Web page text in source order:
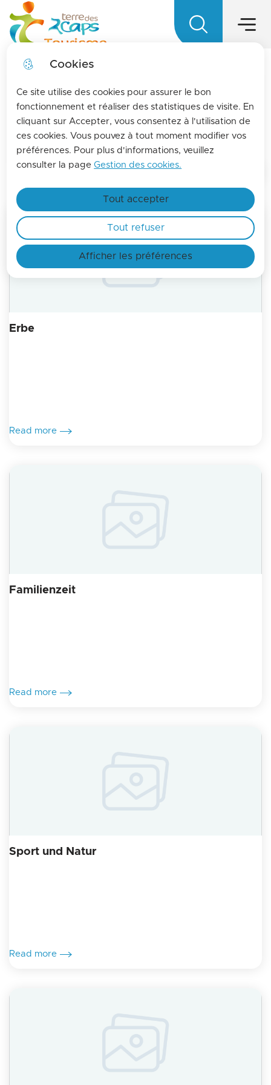
Cookies
Ce site utilise des cookies pour assurer le bon
fonctionnement et réaliser des statistiques de visite. En
cliquant sur Accepter, vous consentez à l'utilisation de
ces cookies. Vous pouvez à tout moment modifier vos
préférences. Pour plus d'informations, veuillez
consulter la pageGestion des cookies.
Afficher les préférences
Tout accepter
Tout refuser
Zum
Menü
springen
zur
Suche
Lageplan
springen
Pour vous tenir informés de l'actualités de La
terre des 2 caps, inscrivez-vous à la lettre
d'information de l'office de tourisme !
Terre des 2 caps Tourisme - Office
Menü
Explorer
Erbe
Read more
Familienzeit
Read more
Sport und Natur
Read more